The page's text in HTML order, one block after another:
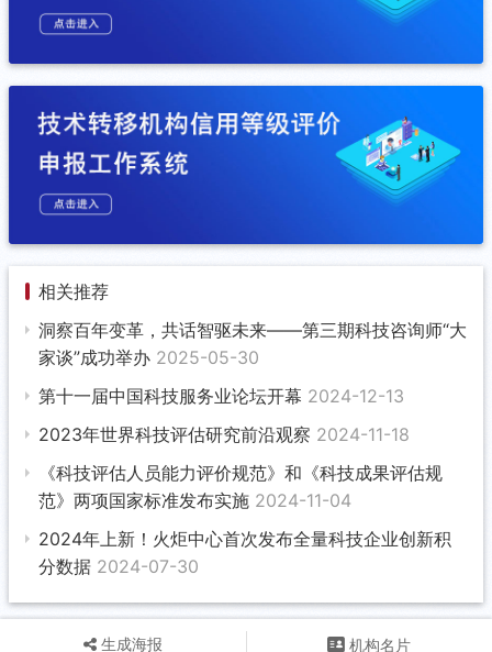
相关推荐
洞察百年变革，共话智驱未来——第三期科技咨询师“大
家谈”成功举办 2025-05-30
第十一届中国科技服务业论坛开幕 2024-12-13
2023年世界科技评估研究前沿观察 2024-11-18
《科技评估人员能力评价规范》和《科技成果评估规
范》两项国家标准发布实施 2024-11-04
2024年上新！火炬中心首次发布全量科技企业创新积
分数据 2024-07-30
生成海报 机构名片